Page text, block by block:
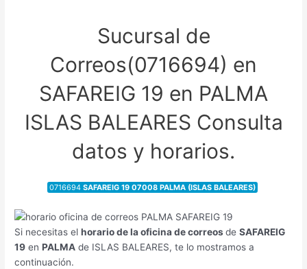
Sucursal de
Correos(0716694) en
SAFAREIG 19 en PALMA
ISLAS BALEARES Consulta
datos y horarios.
0716694 SAFAREIG 19 07008 PALMA (ISLAS BALEARES)
Si necesitas elhorario de la oficina de correosdeSAFAREIG
19 enPALMA de ISLAS BALEARES, te lo mostramos a
continuación.